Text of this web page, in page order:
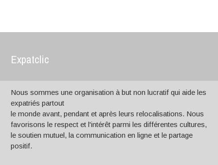
Expatclic
Nous sommes une organisation à but non lucratif qui aide les
expatriés partout
le monde avant, pendant et après leurs relocalisations. Nous
favorisons le respect et l'intérêt parmi les différentes cultures,
le soutien mutuel, la communication en ligne et le partage
positif.